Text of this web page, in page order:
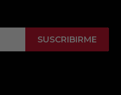
SUSCRIBIRME